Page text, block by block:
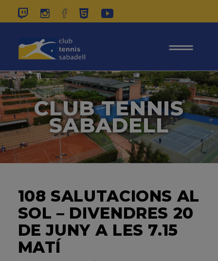
CLUB TENNIS
SABADELL
108 SALUTACIONS AL
SOL – DIVENDRES 20
DE JUNY A LES 7.15
MATÍ